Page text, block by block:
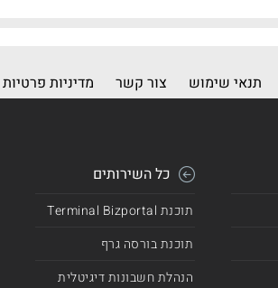
תנאי שימוש צור קשר מדיניות פרטיות
כל השירותים
תוכנת Terminal Bizportal
תוכנת בורסה גרף
הנהלת חשבונות דיגיטלית